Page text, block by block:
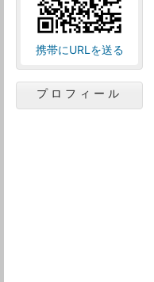
携帯にURLを送る
プロフィール